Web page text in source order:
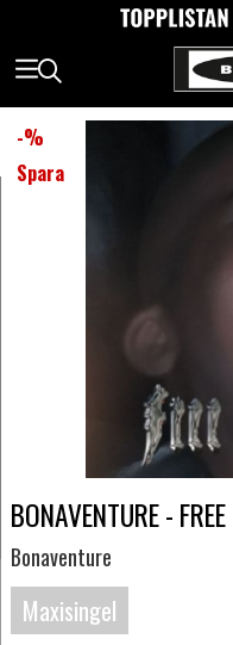
-%
Spara
BONAVENTURE -
Bonaventure
Maxisingel